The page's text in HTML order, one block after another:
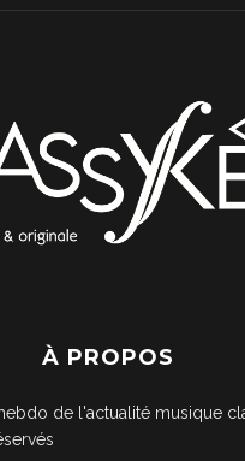
À PROPOS
de l'actualité musique